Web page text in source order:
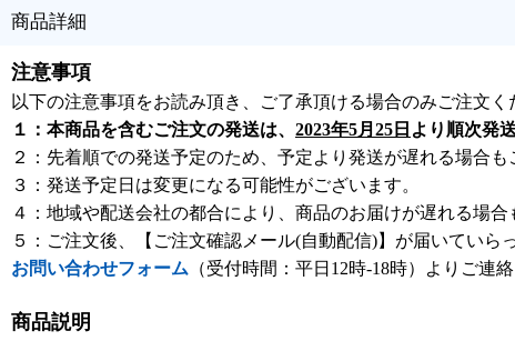
商品詳細
注意事項
以下の注意事項をお読み頂き、ご了承頂ける場合のみご注文く
１：本商品を含むご注文の発送は、 2023年5月25日 より順次発
２：先着順での発送予定のため、予定より発送が遅れる場合も
３：発送予定日は変更になる可能性がございます。
４：地域や配送会社の都合により、商品のお届けが遅れる場合
５：ご注文後、【ご注文確認メール(自動配信)】が届いていら
お問い合わせフォーム （受付時間：平日12時-18時）よりご連絡
商品説明